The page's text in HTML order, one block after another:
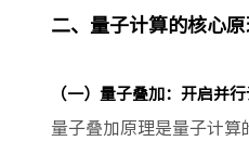
二、量子计算的核心
（一）量子叠加：开启并
量子叠加原理是量子计